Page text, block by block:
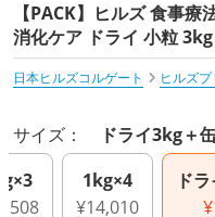
【PACK】ヒルズ 食事
消化ケア ドライ 小粒
日本ヒルズコルゲート
ヒルズ
サイズ：
ドライ3kg＋
1kg×4
¥14,010
ド